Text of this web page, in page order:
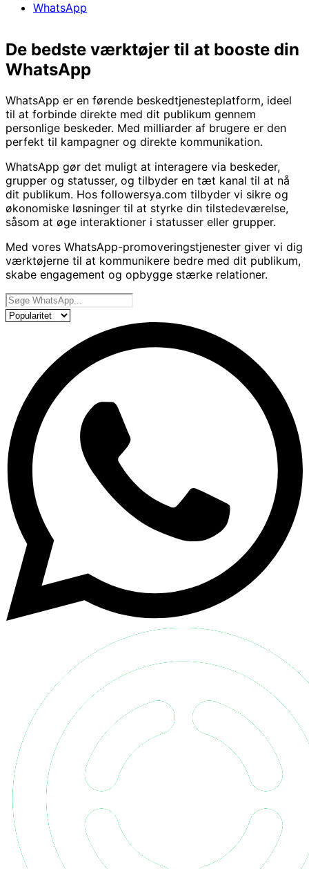
WhatsApp
WhatsApp
De bedste værktøjer til at booste din
WhatsApp
WhatsApp er en førende beskedtjenesteplatform, ideel
til at forbinde direkte med dit publikum gennem
personlige beskeder. Med milliarder af brugere er den
perfekt til kampagner og direkte kommunikation.
WhatsApp gør det muligt at interagere via beskeder,
grupper og statusser, og tilbyder en tæt kanal til at nå
dit publikum. Hos followersya.com tilbyder vi sikre og
økonomiske løsninger til at styrke din tilstedeværelse,
såsom at øge interaktioner i statusser eller grupper.
Med vores WhatsApp-promoveringstjenester giver vi dig
værktøjerne til at kommunikere bedre med dit publikum,
skabe engagement og opbygge stærke relationer.
Naše storitve
Sortér produkter